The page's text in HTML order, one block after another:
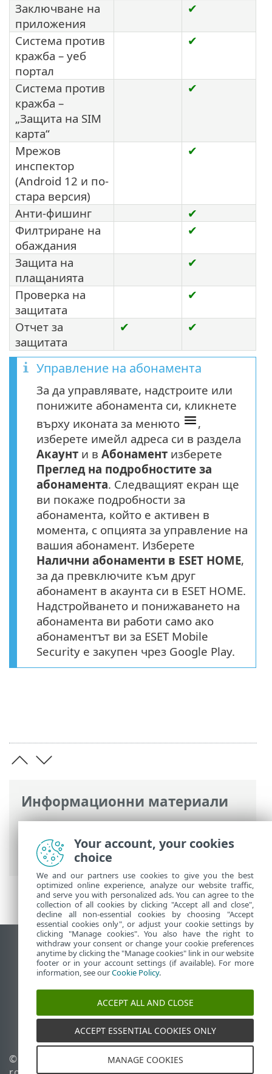
Информационни материали
Онлайн помощ на ESET>ESET Mobile
Security >Функции на безплатен и
премиум абонамент
Заключване на
приложения
✔
Система против
кражба – уеб
портал
✔
Система против
кражба –
„Защита на SIM
карта“
✔
Мрежов
инспектор
(Android 12 и по-
стара версия)
✔
Анти-фишинг
✔
Филтриране на
обаждания
✔
Защита на
плащанията
✔
Проверка на
защитата
✔
Отчет за
защитата
✔ ✔
Управление на абонамента
За да управлявате, надстроите или
понижите абонамента си, кликнете
върху иконата за менюто
,
изберете имейл адреса си в раздела
Акаунт и в Абонамент изберете
Преглед на подробностите за
абонамента. Следващият екран ще
ви покаже подробности за
абонамента, който е активен в
момента, с опцията за управление на
вашия абонамент. Изберете
Налични абонаменти в ESET HOME,
за да превключите към друг
абонамент в акаунта си в ESET HOME.
Надстройването и понижаването на
абонамента ви работи само ако
абонаментът ви за ESET Mobile
Security е закупен чрез Google Play.
Преглед на настолна версия на сайт
End of Life
База със знания на ESET
Форум на ESET
ESET Status Portal
Регионална поддръжка
© 1992 - 2026 ESET, spol. s
Your account, your cookies
choice
We and our partners use cookies to give you the best
optimized online experience, analyze our website traffic,
and serve you with personalized ads. You can agree to the
collection of all cookies by clicking "Accept all and close",
decline all non-essential cookies by choosing "Accept
essential cookies only", or adjust your cookie settings by
clicking "Manage cookies". You also have the right to
withdraw your consent or change your cookie preferences
anytime by clicking the "Manage cookies" link in our website
footer or in your account settings (if available). For more
information, see ourCookie Policy.
ACCEPT ALL AND CLOSE
ACCEPT ESSENTIAL COOKIES ONLY
MANAGE COOKIES